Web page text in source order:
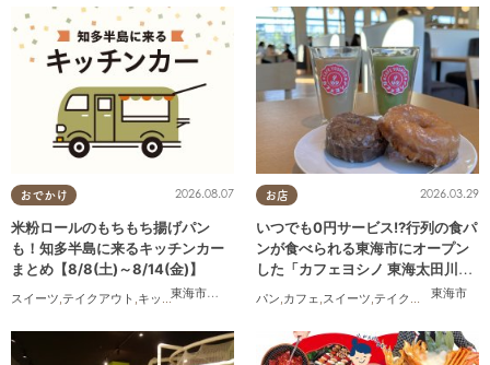
おでかけ
東海市
,大府市 知多市,東浦町,阿久比町,半田市 常滑市,武豊
2026.08.07
米粉ロールのもちもち揚げパン
も！知多半島に来るキッチンカー
まとめ【8/8(土)～8/14(金)】
スイーツ,テイクアウト ,キッチンカー ,イベント ,まとめ記事,親子
お店
東海市
2026.03.29
いつでも0円サービス!?行列の食パ
ンが食べられる東海市にオープン
した「カフェヨシノ 東海太田川
パン,カフェ,スイーツ,テイクアウト ,家族